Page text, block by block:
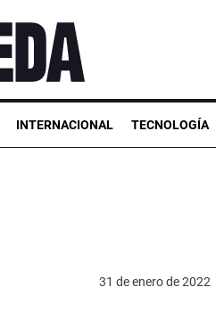
INTERNACIONAL TECNOLOGÍA
31 de enero de 2022